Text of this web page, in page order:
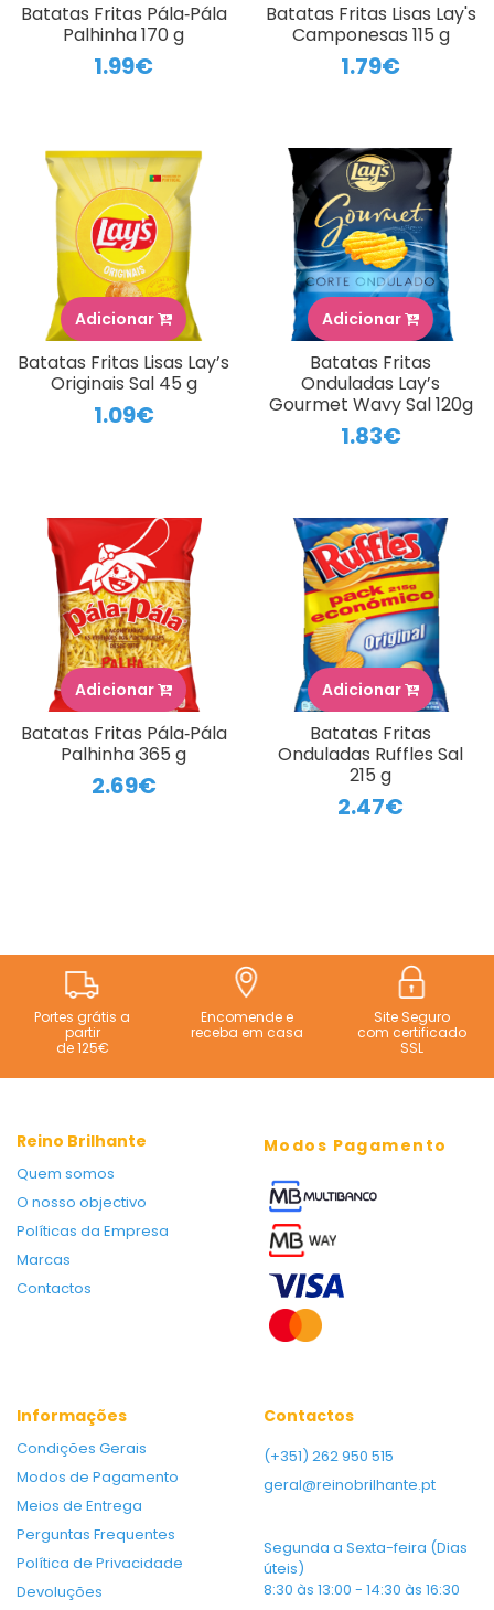
Batatas Fritas Pála‑Pála
Palhinha 170 g
1.99€
Batatas Fritas Lisas Lay's
Camponesas 115 g
1.79€
Adicionar
Batatas Fritas Lisas Lay’s
Originais Sal 45 g
1.09€
Adicionar
Batatas Fritas
Onduladas Lay’s
Gourmet Wavy Sal 120g
1.83€
Adicionar
Batatas Fritas Pála‑Pála
Palhinha 365 g
2.69€
Adicionar
Batatas Fritas
Onduladas Ruffles Sal
215 g
2.47€
Portes grátis a
partir
de 125€
Encomende e
receba em casa
Site Seguro
com certificado
SSL
Reino Brilhante
Quem somos
O nosso objectivo
Políticas da Empresa
Marcas
Contactos
Modos Pagamento
Informações
Condições Gerais
Modos de Pagamento
Meios de Entrega
Perguntas Frequentes
Política de Privacidade
Devoluções
Contactos
(+351) 262 950 515
geral@reinobrilhante.pt
Segunda a Sexta-feira (Dias
úteis)
8:30 às 13:00 - 14:30 às 16:30